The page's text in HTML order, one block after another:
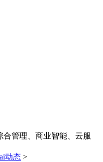
管理、商业智能、云服
ai动态 >